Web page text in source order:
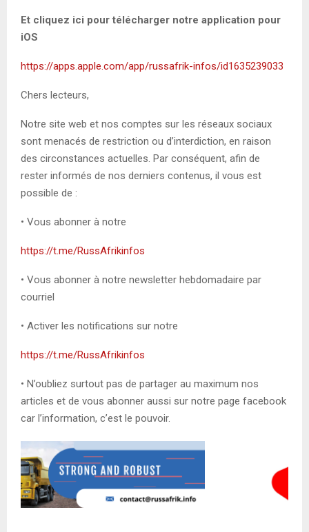
Et cliquez ici pour télécharger notre application pour
iOS
https://apps.apple.com/app/russafrik-infos/id1635239033
Chers lecteurs,
Notre site web et nos comptes sur les réseaux sociaux
sont menacés de restriction ou d’interdiction, en raison
des circonstances actuelles. Par conséquent, afin de
rester informés de nos derniers contenus, il vous est
possible de :
• Vous abonner à notre
https://t.me/RussAfrikinfos
• Vous abonner à notre newsletter hebdomadaire par
courriel
• Activer les notifications sur notre
https://t.me/RussAfrikinfos
• N’oubliez surtout pas de partager au maximum nos
articles et de vous abonner aussi sur notre page facebook
car l’information, c’est le pouvoir.